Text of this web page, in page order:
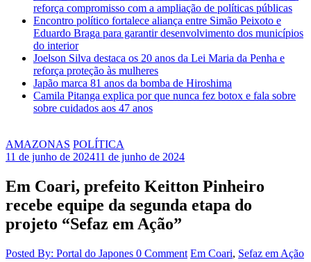
reforça compromisso com a ampliação de políticas públicas
Encontro político fortalece aliança entre Simão Peixoto e
Eduardo Braga para garantir desenvolvimento dos municípios
do interior
Joelson Silva destaca os 20 anos da Lei Maria da Penha e
reforça proteção às mulheres
Japão marca 81 anos da bomba de Hiroshima
Camila Pitanga explica por que nunca fez botox e fala sobre
sobre cuidados aos 47 anos
AMAZONAS POLÍTICA
11 de junho de 202411 de junho de 2024
Em Coari, prefeito Keitton Pinheiro
recebe equipe da segunda etapa do
projeto “Sefaz em Ação”
Posted By: Portal do Japones 0 Comment Em Coari, Sefaz em Ação